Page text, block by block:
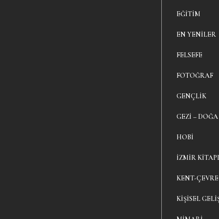
EĞITIM
EN YENILER
FELSEFE
FOTOĞRAF
GENÇLIK
GEZI – DOĞA
HOBI
İZMIR
KENT-ÇEVRE
KIŞISEL